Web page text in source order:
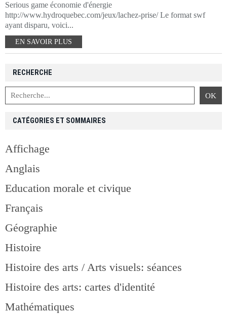
Serious game économie d'énergie
http://www.hydroquebec.com/jeux/lachez-prise/ Le format swf
ayant disparu, voici...
EN SAVOIR PLUS
RECHERCHE
CATÉGORIES ET SOMMAIRES
Affichage
Anglais
Education morale et civique
Français
Géographie
Histoire
Histoire des arts / Arts visuels: séances
Histoire des arts: cartes d'identité
Mathématiques